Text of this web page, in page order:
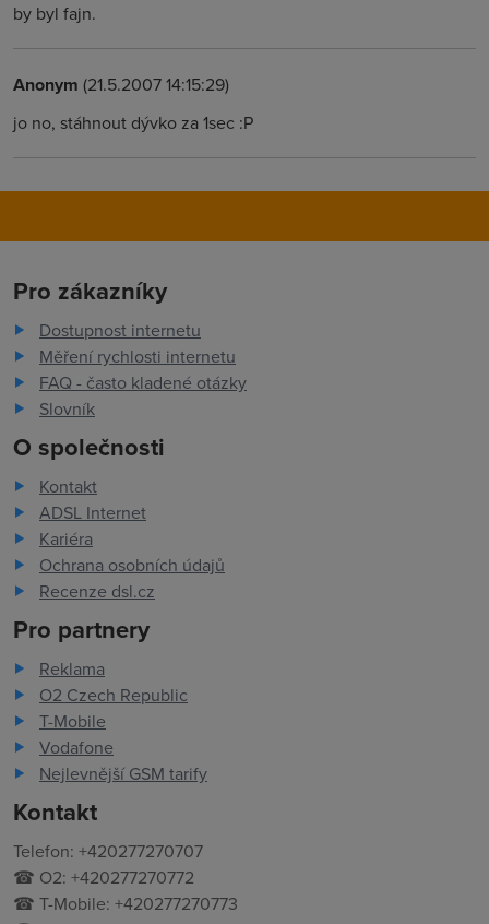
by byl fajn.
Anonym (21.5.2007 14:15:29)
jo no, stáhnout dývko za 1sec :P
Pro zákazníky
Dostupnost internetu
Měření rychlosti internetu
FAQ - často kladené otázky
Slovník
O společnosti
Kontakt
ADSL Internet
Kariéra
Ochrana osobních údajů
Recenze dsl.cz
Pro partnery
Reklama
O2 Czech Republic
T-Mobile
Vodafone
Nejlevnější GSM tarify
Kontakt
Telefon: +420277270707
☎ O2: +420277270772
☎ T-Mobile: +420277270773